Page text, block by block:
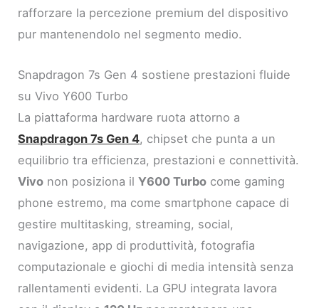
rafforzare la percezione premium del dispositivo
pur mantenendolo nel segmento medio.
Snapdragon 7s Gen 4 sostiene prestazioni fluide
su Vivo Y600 Turbo
La piattaforma hardware ruota attorno a
Snapdragon 7s Gen 4, chipset che punta a un
equilibrio tra efficienza, prestazioni e connettività.
Vivo non posiziona ilY600 Turbo come gaming
phone estremo, ma come smartphone capace di
gestire multitasking, streaming, social,
navigazione, app di produttività, fotografia
computazionale e giochi di media intensità senza
rallentamenti evidenti. La GPU integrata lavora